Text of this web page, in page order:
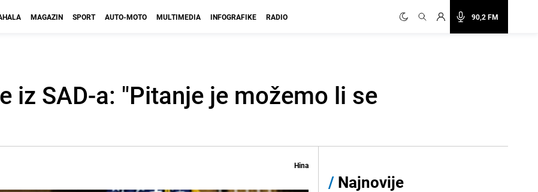
90,2 FM
MAGAZIN SPORT AUTO-MOTO MULTIMEDIA INFOGRAFIKE RADIO
iz SAD-a: "Pitanje je možemo li se
Hina
/ Najnovije